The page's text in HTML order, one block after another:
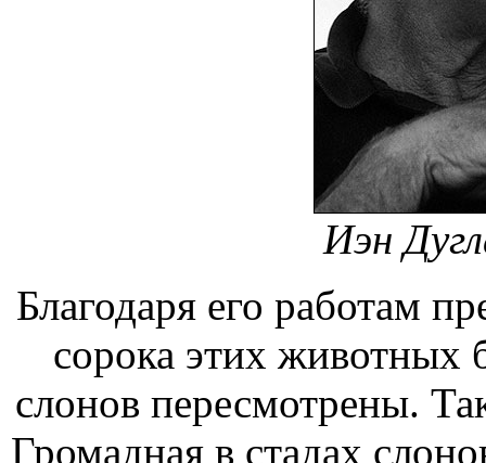
Иэн
Благодаря его работам
сорока этих животных
слонов пересмотрены.
Громаднаяв стадах